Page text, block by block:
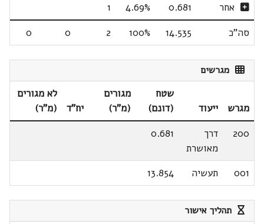
אחר 0.681
4.69%
1
סה"כ
14.535
100%
2
0
0
מגרשים
מגרש ייעוד
שטח
(דונם)
מגורים
(מ"ר)
יח"ד
לא מגורים
(מ"ר)
200
דרך
מאושרת
0.681
001 תעשיה 13.854
תהליך אישור